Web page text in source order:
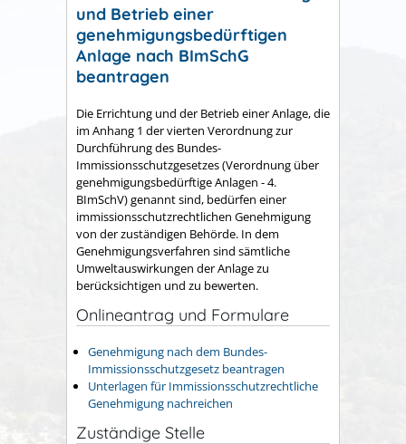
und Betrieb einer
genehmigungsbedürftigen
Anlage nach BImSchG
beantragen
Die Errichtung und der Betrieb einer Anlage, die
im Anhang 1 der vierten Verordnung zur
Durchführung des Bundes-
Immissionsschutzgesetzes (Verordnung über
genehmigungsbedürftige Anlagen - 4.
BImSchV) genannt sind, bedürfen einer
immissionsschutzrechtlichen Genehmigung
von der zuständigen Behörde. In dem
Genehmigungsverfahren sind sämtliche
Umweltauswirkungen der Anlage zu
berücksichtigen und zu bewerten.
Onlineantrag und Formulare
Genehmigung nach dem Bundes-
Immissionsschutzgesetz beantragen
Unterlagen für Immissionsschutzrechtliche
Genehmigung nachreichen
Zuständige Stelle